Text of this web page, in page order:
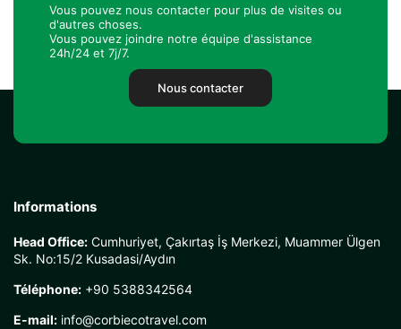
Vous pouvez nous contacter pour plus de visites ou
d'autres choses.
Vous pouvez joindre notre équipe d'assistance
24h/24 et 7j/7.
Nous contacter
Informations
Head Office: Cumhuriyet, Çakırtaş İş Merkezi, Muammer Ülgen
Sk. No:15/2 Kusadasi/Aydın
Téléphone: +90 5388342564
E-mail: info@corbiecotravel.com